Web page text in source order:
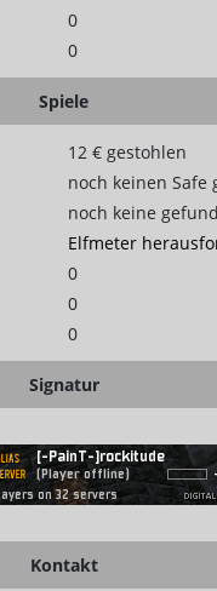
0
0
Spiele
12 € gestohlen
noch keinen Safe
noch keine
Elfmeter
0
0
0
Signatur
Kontakt